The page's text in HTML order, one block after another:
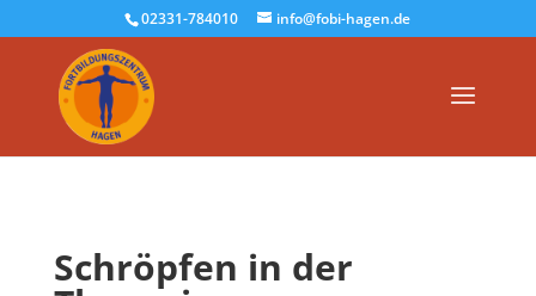
02331-784010 info@fobi-hagen.de
Schröpfen in der